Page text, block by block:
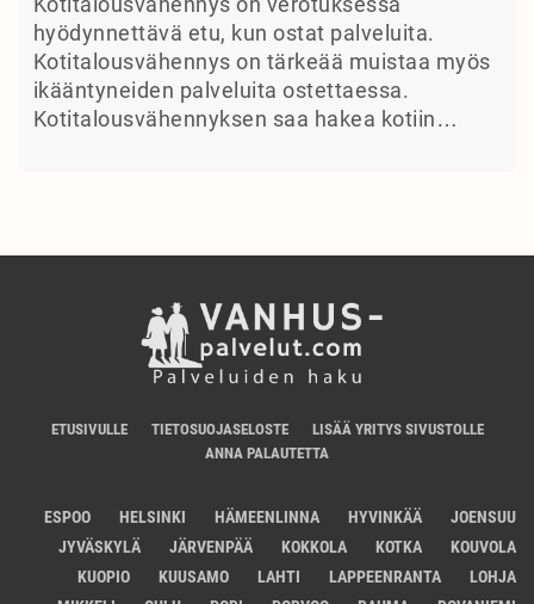
hyödynnettävä etu, kun ostat palveluita.
Kotitalousvähennys on tärkeää muistaa myös
ikääntyneiden palveluita ostettaessa.
Kotitalousvähennyksen saa hakea kotiin…
ETUSIVULLE TIETOSUOJASELOSTE
LISÄÄ YRITYS SIVUSTOLLE
ANNA PALAUTETTA
ESPOO HELSINKI HÄMEENLINNA HYVINKÄÄ
JOENSUU
JYVÄSKYLÄ
JÄRVENPÄÄ KOKKOLA KOTKA
KOUVOLA
KUOPIO
KUUSAMO LAHTI LAPPEENRANTA
LOHJA